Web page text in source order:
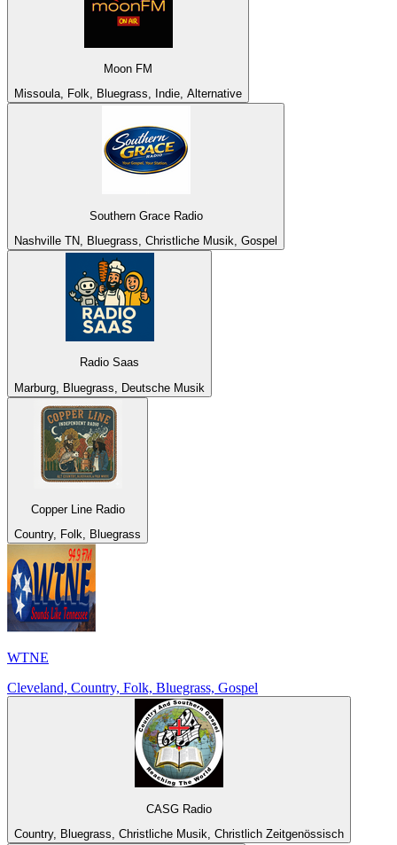
Moon FM
Missoula, Folk, Bluegrass, Indie, Alternative
Southern Grace Radio
Nashville TN, Bluegrass, Christliche Musik, Gospel
Radio Saas
Marburg, Bluegrass, Deutsche Musik
Copper Line Radio
Country, Folk, Bluegrass
WTNE
Cleveland, Country, Folk, Bluegrass, Gospel
CASG Radio
Country, Bluegrass, Christliche Musik, Christlich Zeitgenössisch